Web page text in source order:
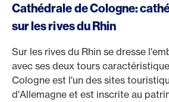
Cathédrale de Cologne:
sur les rives du Rhin
Sur les rives du Rhin se dresse
avec ses deux tours
Cologne est l'un des sites
d'Allemagne et est inscrite au